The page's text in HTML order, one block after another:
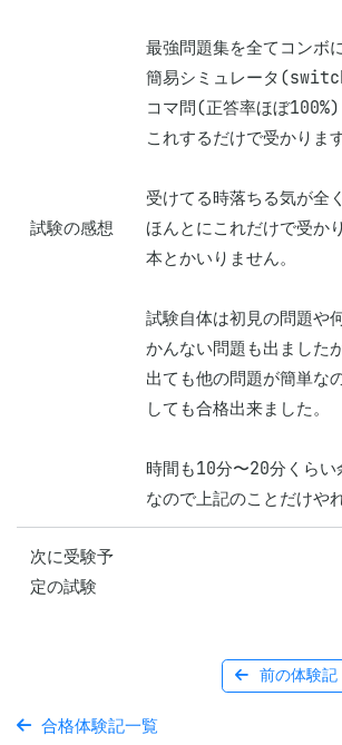
試験の感想
最強問題集を全てコンボ
簡易シミュレータ
コマ問(正答率ほぼ100%)
これするだけで受かります
受けてる時落ちる気が全
ほんとにこれだけで受か
本とかいりません。
試験自体は初見の問題や
かんない問題も出ました
出ても他の問題が簡単な
しても合格出来ました。
時間も10分〜20分くらい
なので上記のことだけや
次に受験予
定の試験
前の体験記
合格体験記一覧